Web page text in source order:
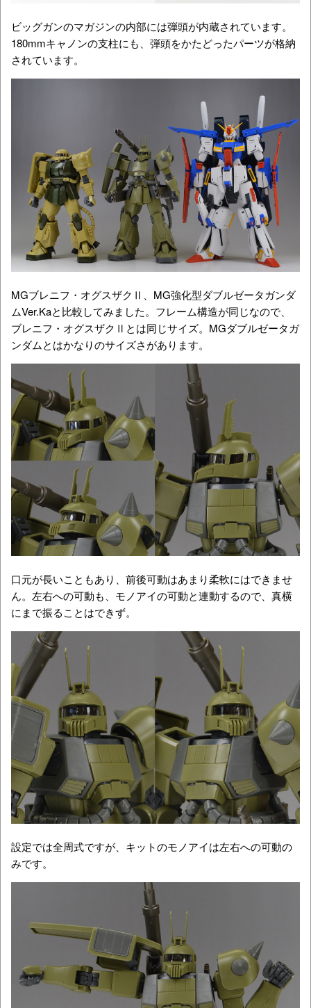
ビッグガンのマガジンの内部には弾頭が内蔵されています。
180mmキャノンの支柱にも、弾頭をかたどったパーツが格納
されています。
MGブレニフ・オグスザクⅡ、MG強化型ダブルゼータガンダ
ムVer.Kaと比較してみました。フレーム構造が同じなので、
ブレニフ・オグスザクⅡとは同じサイズ。MGダブルゼータガ
ンダムとはかなりのサイズさがあります。
口元が長いこともあり、前後可動はあまり柔軟にはできませ
ん。左右への可動も、モノアイの可動と連動するので、真横
にまで振ることはできず。
設定では全周式ですが、キットのモノアイは左右への可動の
みです。